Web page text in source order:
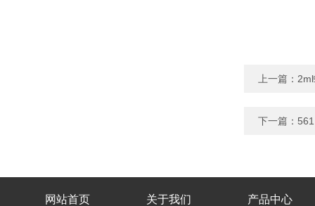
上一篇：
下一篇：
网站首页 关于我们 产品中心